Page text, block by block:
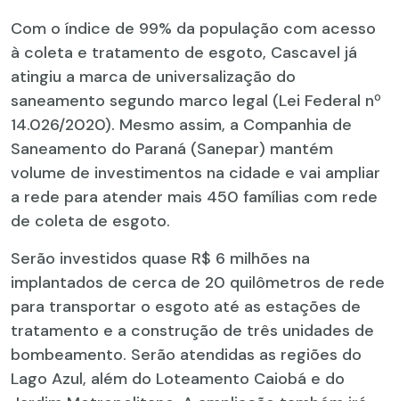
Com o índice de 99% da população com acesso
à coleta e tratamento de esgoto, Cascavel já
atingiu a marca de universalização do
saneamento segundo marco legal (Lei Federal nº
14.026/2020). Mesmo assim, a Companhia de
Saneamento do Paraná (Sanepar) mantém
volume de investimentos na cidade e vai ampliar
a rede para atender mais 450 famílias com rede
de coleta de esgoto.
Serão investidos quase R$ 6 milhões na
implantados de cerca de 20 quilômetros de rede
para transportar o esgoto até as estações de
tratamento e a construção de três unidades de
bombeamento. Serão atendidas as regiões do
Lago Azul, além do Loteamento Caiobá e do